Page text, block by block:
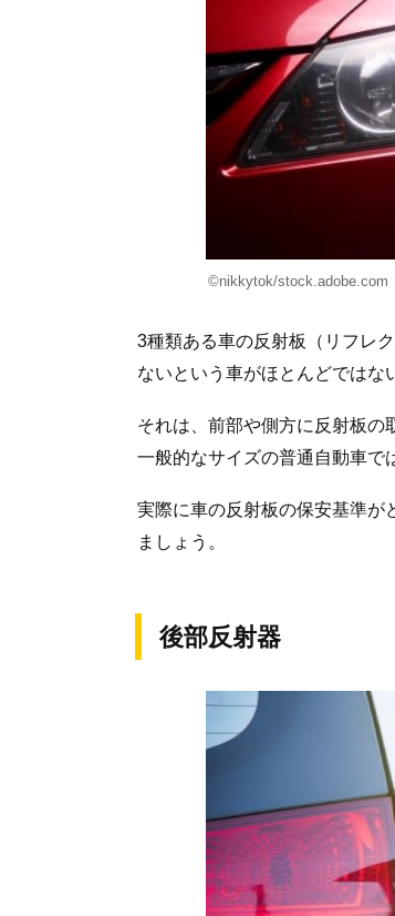
©nikkytok/stock.adobe.com
3種類ある車の反射板（リフレ
ないという車がほとんどではな
それは、前部や側方に反射板の
一般的なサイズの普通自動車で
実際に車の反射板の保安基準が
ましょう。
後部反射器